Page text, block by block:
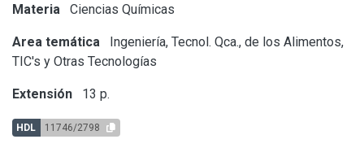
Materia Ciencias Químicas
Area temática
Ingeniería, Tecnol. Qca., de los Alimentos,
TIC's y Otras Tecnologías
Extensión 13 p.
HDL 11746/2798